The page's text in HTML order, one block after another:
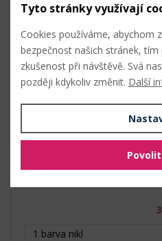
1 barva nikl
Tyto stránky využívají
Cookies používáme, abychom
bezpečnost našich stránek,
zkušenost při návštěvě. Svá
později kdykoliv změnit. Další